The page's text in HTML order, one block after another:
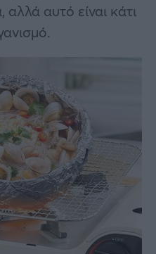
αλλά αυτό είναι κάτι